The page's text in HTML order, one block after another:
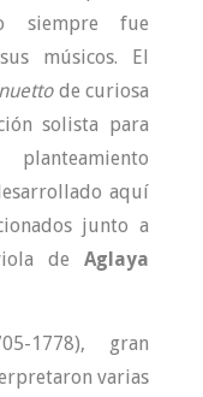
siempre fue
músicos. El
de curiosa
solista para
aquí
junto a
deAglaya
1778), gran
varias